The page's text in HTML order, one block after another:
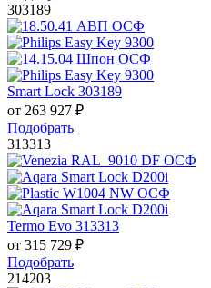
303189
Smart Lock 303189
от 263 927 ₽
Подобрать
313313
Termo Evo 313313
от 315 729 ₽
Подобрать
214203